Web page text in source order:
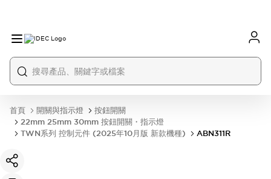
首頁 開關與指示燈
按鈕開關
22mm 25mm 30mm 按鈕開關・指示燈
TWN系列 控制元件 (2025年10月版 新款機種)
ABN311R